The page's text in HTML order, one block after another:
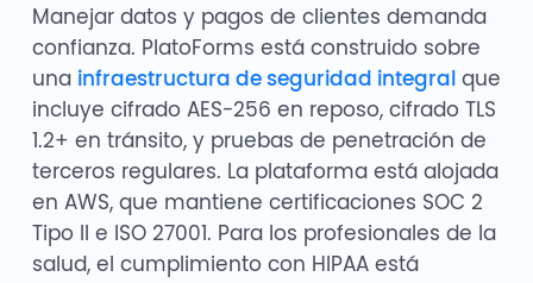
Manejar datos y pagos de clientes demanda
confianza. PlatoForms está construido sobre
una infraestructura de seguridad integralque
incluye cifrado AES-256 en reposo, cifrado TLS
1.2+ en tránsito, y pruebas de penetración de
terceros regulares. La plataforma está alojada
en AWS, que mantiene certificaciones SOC 2
Tipo II e ISO 27001. Para los profesionales de la
salud, el cumplimiento con HIPAA está